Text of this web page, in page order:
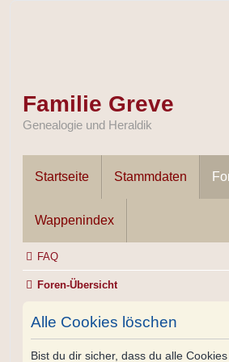
Familie Greve
Genealogie und Heraldik
Startseite Stammdaten
Wappenindex
FAQ
Foren-Übersicht
Alle Cookies löschen
Bist du dir sicher, dass du alle